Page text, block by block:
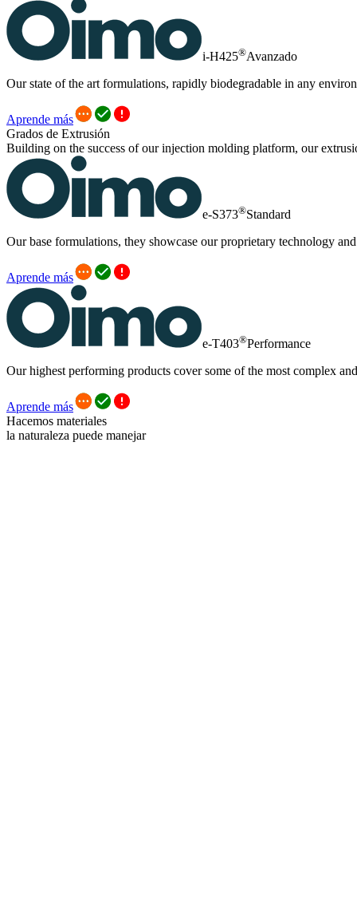
i-H425®Avanzado
Our state of the art formulations, rapidly biodegradable in any
Aprende más
Grados de Extrusión
Building on the success of our injection molding platform, our
e-S373®Standard
Our base formulations, they showcase our proprietary technology
Aprende más
e-T403®Performance
Our highest performing products cover some of the most complex
Aprende más
Hacemos materiales
la naturaleza puede manejar